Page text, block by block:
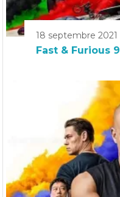
18 septembre 2021
Fast & Furious 9